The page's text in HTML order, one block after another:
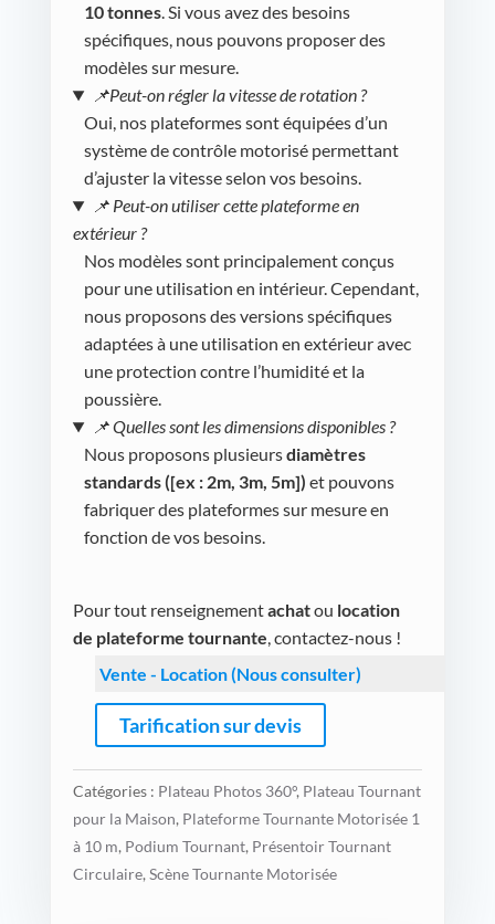
10 tonnes. Si vous avez des besoins
spécifiques, nous pouvons proposer des
modèles sur mesure.
📌Peut-on régler la vitesse de rotation ?
Oui, nos plateformes sont équipées d’un
système de contrôle motorisé permettant
d’ajuster la vitesse selon vos besoins.
📌 Peut-on utiliser cette plateforme en
extérieur ?
Nos modèles sont principalement conçus
pour une utilisation en intérieur. Cependant,
nous proposons des versions spécifiques
adaptées à une utilisation en extérieur avec
une protection contre l’humidité et la
poussière.
📌 Quelles sont les dimensions disponibles ?
Nous proposons plusieursdiamètres
standards ([ex : 2m, 3m, 5m]) et pouvons
fabriquer des plateformes sur mesure en
fonction de vos besoins.
Pour tout renseignementachatou location
de plateforme tournante, contactez-nous !
Vente - Location (Nous consulter)
Tarification sur devis
Catégories : Plateau Photos 360°, Plateau Tournant
pour la Maison, Plateforme Tournante Motorisée 1
à 10 m, Podium Tournant, Présentoir Tournant
Circulaire, Scène Tournante Motorisée